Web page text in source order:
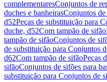
complementaresConjuntos de
duches e banheirasConjuntos de
d52Peças de substituição para
duche, d52Com tampão de sifão
tampão de sifãoConjuntos de
de substituição para Conjuntos
d62Com tampão de sifãoPeças
sifãoConjuntos de sifões para
substituição para Conjuntos de